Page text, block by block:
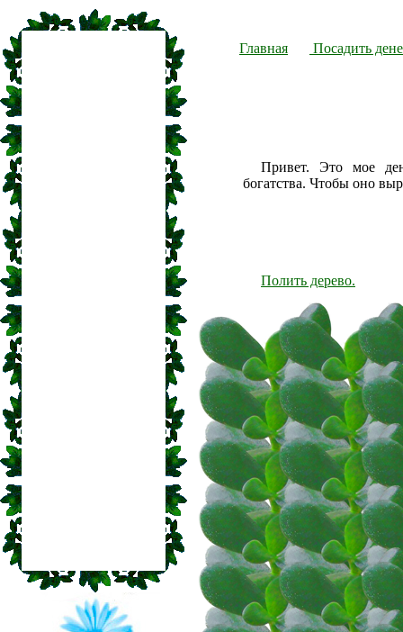
Главная Посадить
Привет. Это мое
богатства. Чтобы оно
Полить дерево.